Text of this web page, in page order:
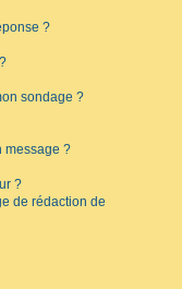
?
sondage ?
message ?
?
de rédaction de